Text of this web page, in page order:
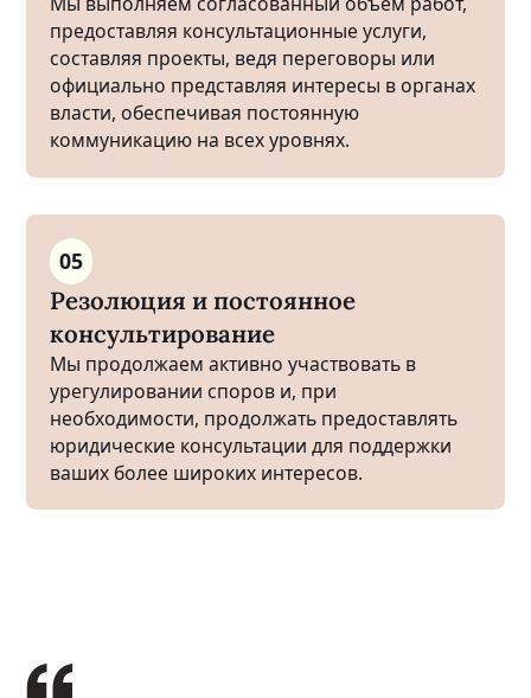
предоставляя консультационные услуги,
составляя проекты, ведя переговоры или
официально представляя интересы в органах
власти, обеспечивая постоянную
коммуникацию на всех уровнях.
05
Резолюция и постоянное
консультирование
Мы продолжаем активно участвовать в
урегулировании споров и, при
необходимости, продолжать предоставлять
юридические консультации для поддержки
ваших более широких интересов.